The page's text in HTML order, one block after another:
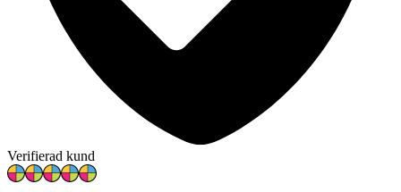
Verifierad kund